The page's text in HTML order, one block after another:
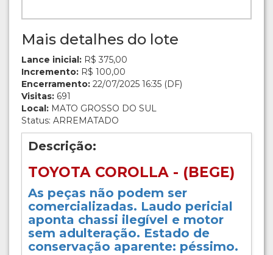
Mais detalhes do lote
Lance inicial: R$ 375,00
Incremento: R$ 100,00
Encerramento: 22/07/2025 16:35 (DF)
Visitas: 691
Local: MATO GROSSO DO SUL
Status: ARREMATADO
Descrição:
TOYOTA COROLLA - (BEGE)
As peças não podem ser
comercializadas. Laudo pericial
aponta chassi ilegível e motor
sem adulteração. Estado de
conservação aparente: péssimo.